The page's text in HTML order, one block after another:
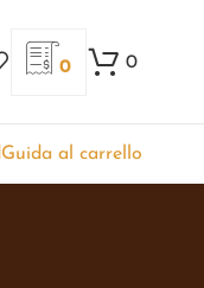
0 0
Guida al carrello